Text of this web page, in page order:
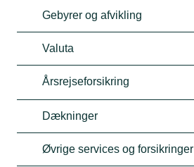
Gebyrer og afvikling
Valuta
Årsrejseforsikring
Dækninger
Øvrige services og forsikringer